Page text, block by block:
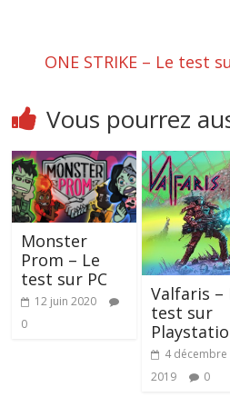
ONE STRIKE – Le test
Vous pourrez
Monster
Prom – Le
test sur PC
12 juin 2020
0
Valfaris –
test sur
4 décembre
2019
0